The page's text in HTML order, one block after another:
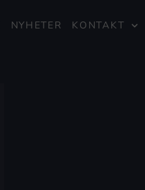
NYHETER KONTAKT